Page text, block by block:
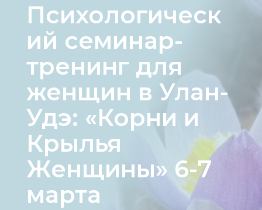
Психологическ
ий семинар-
тренинг для
женщин в Улан-
Удэ: «Корни и
Крылья
Женщины» 6-7
марта